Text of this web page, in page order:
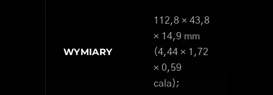
WYMIARY
112,8 × 43,8
× 14,9 mm
(4,44 × 1,72
× 0,59
cala);